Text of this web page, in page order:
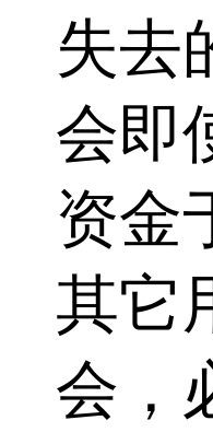
失去
会即
资金
其它
会，